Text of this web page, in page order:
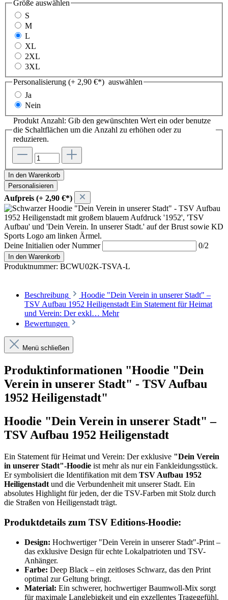
Größe auswählen
S
M
L
XL
2XL
3XL
Personalisierung (+ 2,90 €*) auswählen
Ja
Nein
Produkt Anzahl: Gib den gewünschten Wert ein oder benutze
die Schaltflächen um die Anzahl zu erhöhen oder zu
reduzieren.
In den Warenkorb
Personalisieren
Aufpreis (+ 2,90 €*)
Deine Initialien oder Nummer 0/2
In den Warenkorb
Produktnummer: BCWU02K-TSVA-L
Beschreibung
Hoodie "Dein Verein in unserer Stadt" –
TSV Aufbau 1952 Heiligenstadt Ein Statement für Heimat
und Verein: Der exkl… Mehr
Bewertungen
Menü schließen
Produktinformationen "Hoodie "Dein
Verein in unserer Stadt" - TSV Aufbau
1952 Heiligenstadt"
Hoodie "Dein Verein in unserer Stadt" –
TSV Aufbau 1952 Heiligenstadt
Ein Statement für Heimat und Verein: Der exklusive "Dein Verein
in unserer Stadt"-Hoodie ist mehr als nur ein Fankleidungsstück.
Er symbolisiert die Identifikation mit dem TSV Aufbau 1952
Heiligenstadt und die Verbundenheit mit unserer Stadt. Ein
absolutes Highlight für jeden, der die TSV-Farben mit Stolz durch
die Straßen von Heiligenstadt trägt.
Produktdetails zum TSV Editions-Hoodie:
Design: Hochwertiger "Dein Verein in unserer Stadt"-Print –
das exklusive Design für echte Lokalpatrioten und TSV-
Anhänger.
Farbe: Deep Black – ein zeitloses Schwarz, das den Print
optimal zur Geltung bringt.
Material: Ein schwerer, hochwertiger Baumwoll-Mix sorgt
für maximale Langlebigkeit und ein exzellentes Tragegefühl.